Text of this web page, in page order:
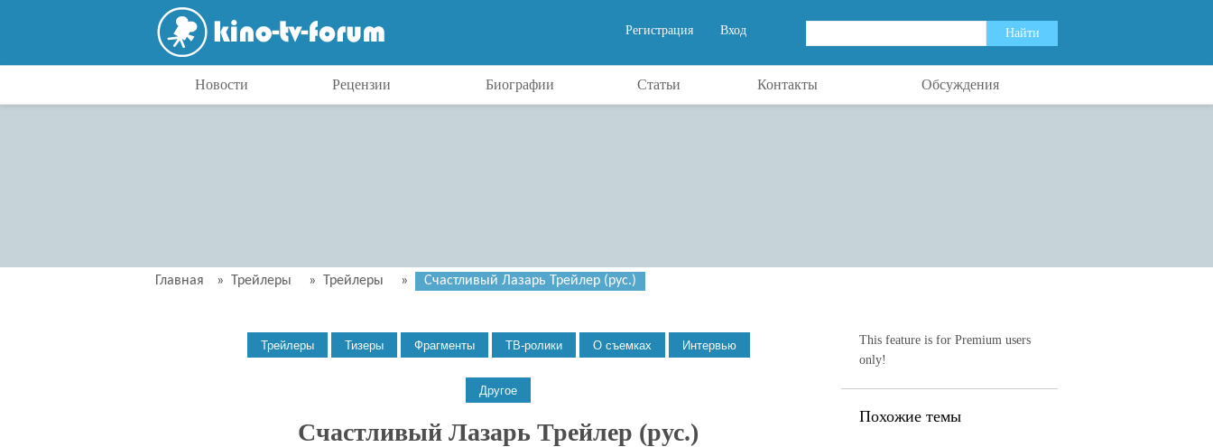
Вход
Регистрация
Новости Рецензии Биографии Статьи Контакты Обсуждения
Главная » Трейлеры » Трейлеры » Счастливый Лазарь Трейлер (рус.)
Счастливый Лазарь Трейлер (рус.)
This feature is for Premium users
only!
Похожие темы